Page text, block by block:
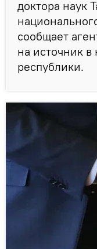
доктора наук
сообщает
на источник в
республики.